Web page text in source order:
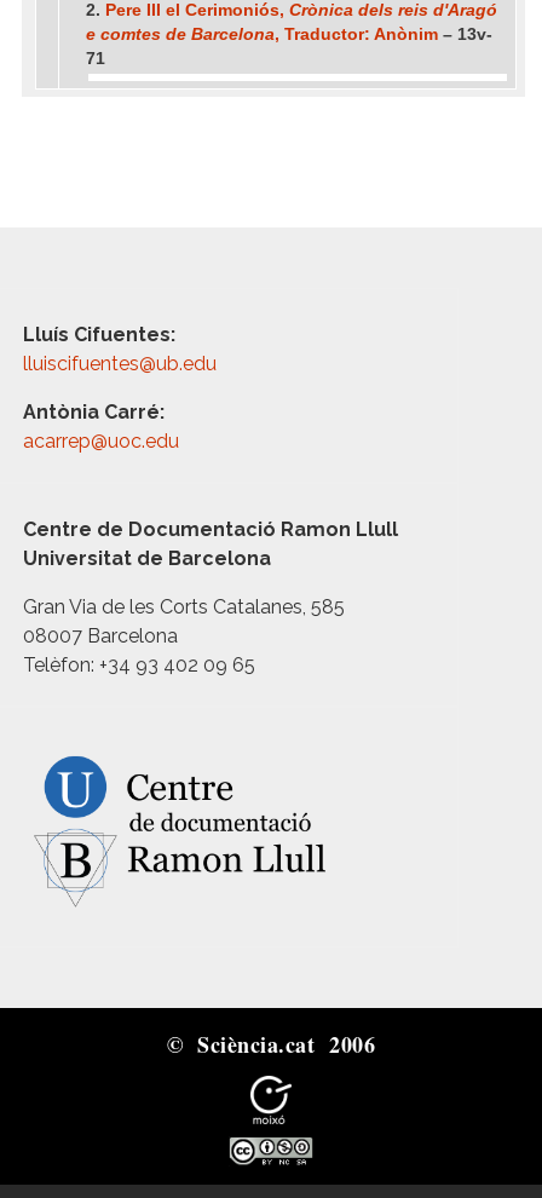
2. Pere III el Cerimoniós, Crònica dels reis d'Aragó
e comtes de Barcelona, Traductor: Anònim – 13v-
71
Lluís Cifuentes:
lluiscifuentes@ub.edu
Antònia Carré:
acarrep@uoc.edu
Centre de Documentació Ramon Llull
Universitat de Barcelona
Gran Via de les Corts Catalanes, 585
08007 Barcelona
Telèfon: +34 93 402 09 65
© Sciència.cat 2006